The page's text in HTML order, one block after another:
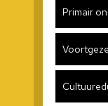
Primair